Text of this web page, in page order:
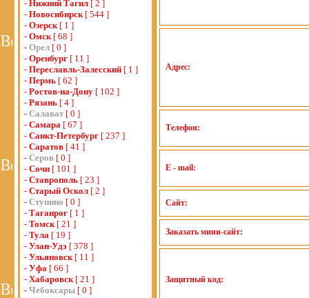
- Нижний Тагил [ 2 ]
- Новосибирск[ 544 ]
- Озерск[ 1 ]
- Омск[ 68 ]
- Орел [ 0 ]
- Оренбург [ 11 ]
- Переславль-Залесский [ 1 ]
- Пермь [ 62 ]
- Ростов-на-Дону [ 102 ]
- Рязань [ 4 ]
- Салават [ 0 ]
- Самара [ 67 ]
- Санкт-Петербург [ 237 ]
- Саратов [ 41 ]
- Серов [ 0 ]
- Сочи [ 101 ]
- Ставрополь [ 23 ]
- Старый Оскол [ 2 ]
- Ступино [ 0 ]
- Таганрог [ 1 ]
- Томск[ 21 ]
- Тула [ 19 ]
- Улан-Удэ [ 378 ]
- Ульяновск[ 11 ]
- Уфа [ 66 ]
- Хабаровск[ 21 ]
- Чебоксары [ 0 ]
Адрес:
Телефон:
E - mail:
Сайт:
Заказать мини-сайт:
Защитный код: